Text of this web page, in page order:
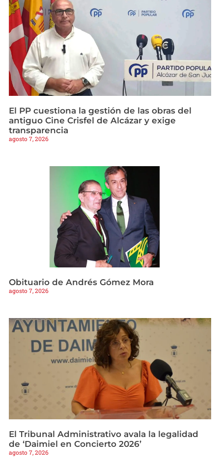
El PP cuestiona la gestión de las obras del
antiguo Cine Crisfel de Alcázar y exige
transparencia
agosto 7, 2026
Obituario de Andrés Gómez Mora
agosto 7, 2026
El Tribunal Administrativo avala la legalidad
de ‘Daimiel en Concierto 2026’
agosto 7, 2026